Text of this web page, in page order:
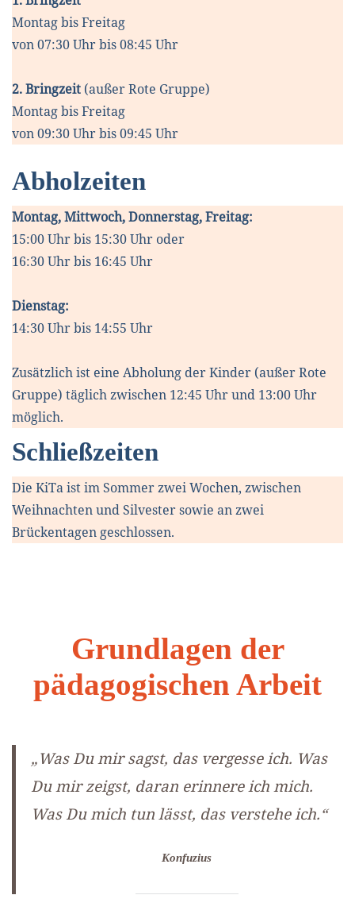
Montag bis Freitag
von 07:30 Uhr bis 08:45 Uhr
2. Bringzeit (außer Rote Gruppe)
Montag bis Freitag
von 09:30 Uhr bis 09:45 Uhr
Abholzeiten
Montag, Mittwoch, Donnerstag, Freitag:
15:00 Uhr bis 15:30 Uhr oder
16:30 Uhr bis 16:45 Uhr
Dienstag:
14:30 Uhr bis 14:55 Uhr
Zusätzlich ist eine Abholung der Kinder (außer Rote
Gruppe) täglich zwischen 12:45 Uhr und 13:00 Uhr
möglich.
Schließzeiten
Die KiTa ist im Sommer zwei Wochen, zwischen
Weihnachten und Silvester sowie an zwei
Brückentagen geschlossen.
Grundlagen der
pädagogischen Arbeit
„Was Du mir sagst, das vergesse ich. Was
Du mir zeigst, daran erinnere ich mich.
Was Du mich tun lässt, das verstehe ich.“
Konfuzius